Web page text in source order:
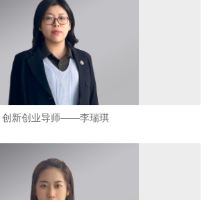
创新创业导师——李瑞琪